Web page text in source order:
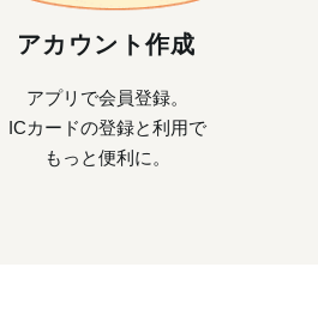
アカウント作成
アプリで会員登録。
ICカードの登録と利用で
もっと便利に。